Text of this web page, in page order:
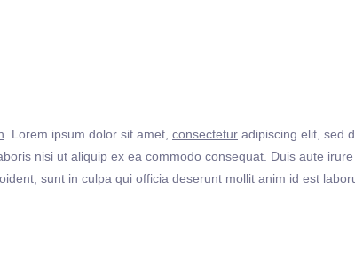
. Lorem ipsum dolor sit amet, consectetur adipiscing elit, sed
nisi ut aliquip ex ea commodo consequat. Duis aute
sunt in culpa qui officia deserunt mollit anim id est